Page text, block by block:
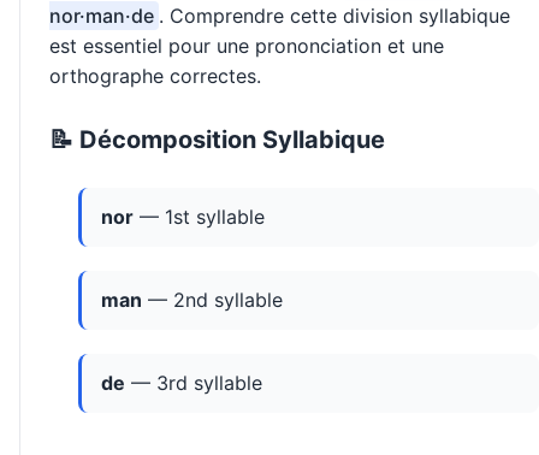
nor·man·de . Comprendre cette division syllabique
est essentiel pour une prononciation et une
orthographe correctes.
📝 Décomposition Syllabique
nor — 1st syllable
man — 2nd syllable
de — 3rd syllable